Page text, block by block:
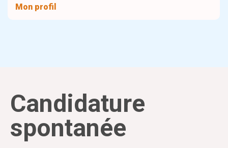
Mon profil
Candidature
spontanée